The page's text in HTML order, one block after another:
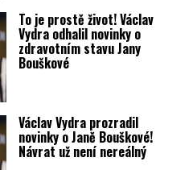
To je prostě život! Václav
Vydra odhalil novinky o
zdravotním stavu Jany
Bouškové
Václav Vydra prozradil
novinky o Janě Bouškové!
Návrat už není nereálný